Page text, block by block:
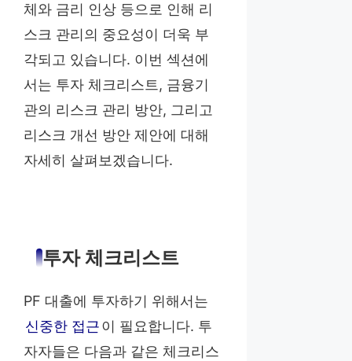
체와 금리 인상 등으로 인해 리
스크 관리의 중요성이 더욱 부
각되고 있습니다. 이번 섹션에
서는 투자 체크리스트, 금융기
관의 리스크 관리 방안, 그리고
리스크 개선 방안 제안에 대해
자세히 살펴보겠습니다.
투자 체크리스트
PF 대출에 투자하기 위해서는
신중한 접근이 필요합니다. 투
자자들은 다음과 같은 체크리스